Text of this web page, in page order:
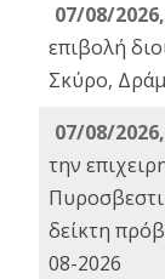
07/08/
επιβολή
Σκύρο,
07/08/
την
δείκτη
08-2026